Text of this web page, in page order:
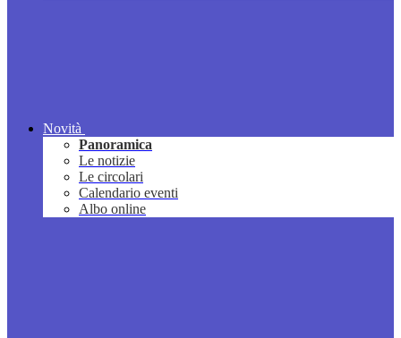
Novità
Panoramica
Le notizie
Le circolari
Calendario eventi
Albo online